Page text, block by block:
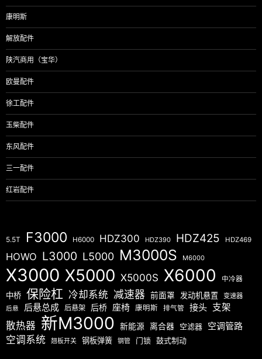
康明斯
解放配件
陕汽商用（宝华）
欧曼配件
徐工配件
玉柴配件
东风配件
三一配件
红岩配件
5.5T F3000 H6000 HDZ300 HDZ390 HDZ425 HDZ469
HOWO L3000 L5000 M3000S M6000
X3000 X5000 X5000S X6000 中冷器
中桥 保险杠 冷却系统 减速器 前面罩 发动机悬置 变速器
后悬 后悬总成 后悬架 后桥 座椅 康明斯 排气管 接头 支架
散热器 新M3000 新能源 离合器 空滤器 空调管路
空调系统 翘板开关 钢板弹簧 钢管 门锁 鼓式制动